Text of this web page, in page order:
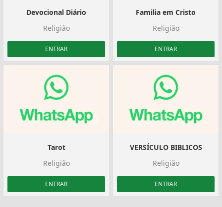
Devocional Diário
Religião
ENTRAR
Familia em Cristo
Religião
ENTRAR
Tarot
Religião
ENTRAR
VERSÍCULO BIBLICOS
Religião
ENTRAR